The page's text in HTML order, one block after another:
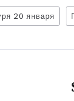
20 января